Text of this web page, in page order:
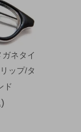
ネタイ
ップ/タ
ド